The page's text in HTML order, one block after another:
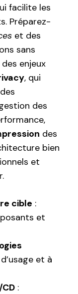
facilite les
Préparez-
et des
sans
enjeux
, qui
des
des
bien
et
cible :
et
et à
: